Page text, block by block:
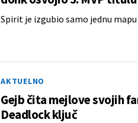
Spirit je izgubio samo jednu
AKTUELNO
Gejb čita mejlove svojih
Deadlock ključ